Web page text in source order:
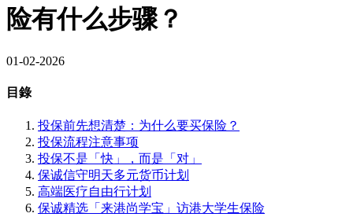
险有什么步骤？
01-02-2026
目錄
投保前先想清楚：为什么要买保险？
投保流程注意事项
投保不是「快」，而是「对」
保诚信守明天多元货币计划
高端医疗自由行计划
保诚精选「来港尚学宝」访港大学生保险